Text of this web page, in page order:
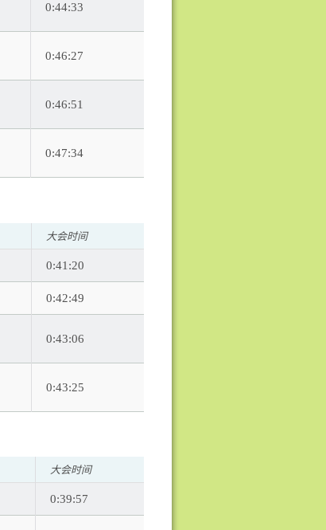
0:44:33
0:46:27
0:46:51
0:47:34
大会时间
0:41:20
0:42:49
0:43:06
0:43:25
大会时间
0:39:57